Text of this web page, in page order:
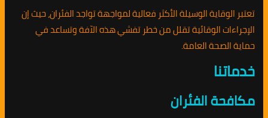
تعتبر الوقاية الوسيلة الأكثر فعالية لمواجهة تواجد الفئران، حيث إن
الإجراءات الوقائية تقلل من خطر تفشي هذه الآفة وتساعد في
حماية الصحة العامة.
خدماتنا
مكافحة الفئران